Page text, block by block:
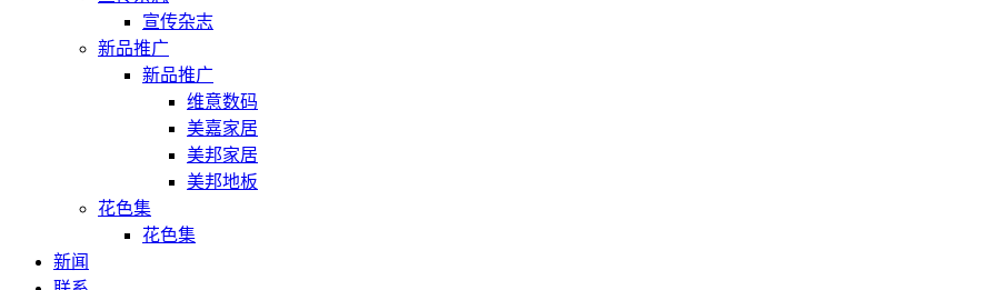
宣传杂志
新品推广
新品推广
维意数码
美嘉家居
美邦家居
美邦地板
花色集
花色集
新闻